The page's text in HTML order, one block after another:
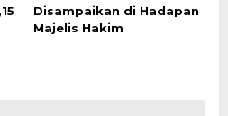
Disampaikan di Hadapan
Majelis Hakim